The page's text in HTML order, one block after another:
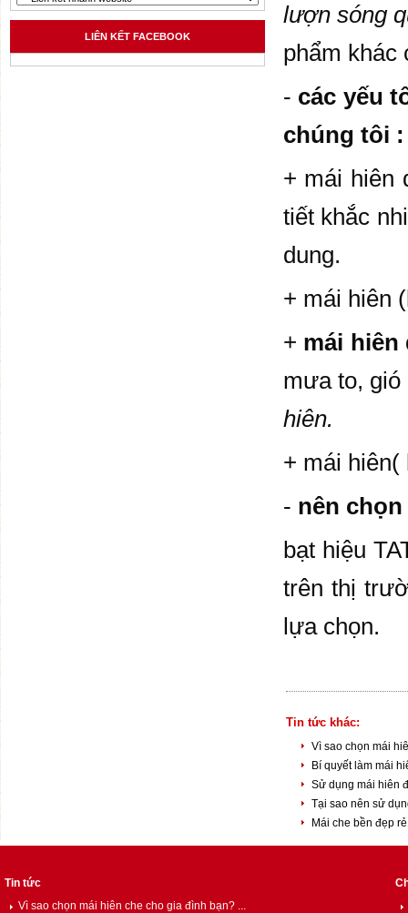
LIÊN KẾT FACEBOOK
lượn sóng
phẩm khác
- các yếu
chúng tôi :
+ mái hiên
tiết khắc
dung.
+ mái hiên
+ mái hiên
mưa to,
hiên.
+ mái hiên(
- nên
bạt hiệu
trên thị
lựa chọn.
Tin tức khác:
Vì sao chọn mái
Bí quyết làm mái
Sử dụng mái hiên
Tại sao nên sử
Mái che bền đẹp
Tin tức
Vì sao chọn mái hiên che cho gia đình bạn? ...